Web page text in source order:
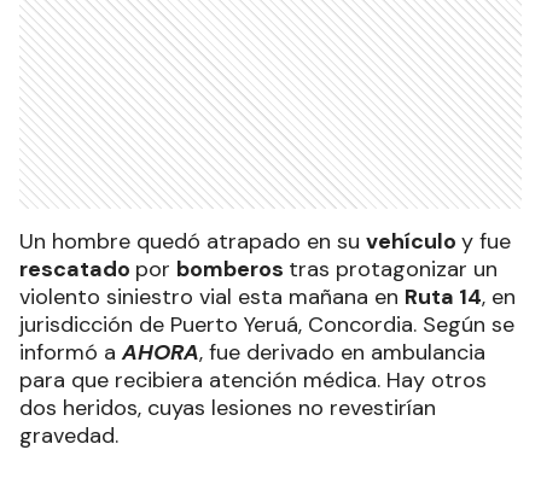
Un hombre quedó atrapado en su vehículo y fue
rescatado por bomberos tras protagonizar un
violento siniestro vial esta mañana en Ruta 14, en
jurisdicción de Puerto Yeruá, Concordia. Según se
informó aAHORA, fue derivado en ambulancia
para que recibiera atención médica. Hay otros
dos heridos, cuyas lesiones no revestirían
gravedad.